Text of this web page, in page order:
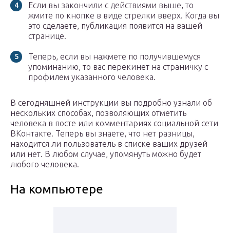
Если вы закончили с действиями выше, то
жмите по кнопке в виде стрелки вверх. Когда вы
это сделаете, публикация появится на вашей
странице.
Теперь, если вы нажмете по получившемуся
упоминанию, то вас перекинет на страничку с
профилем указанного человека.
В сегодняшней инструкции вы подробно узнали об
нескольких способах, позволяющих отметить
человека в посте или комментариях социальной сети
ВКонтакте. Теперь вы знаете, что нет разницы,
находится ли пользователь в списке ваших друзей
или нет. В любом случае, упомянуть можно будет
любого человека.
На компьютере